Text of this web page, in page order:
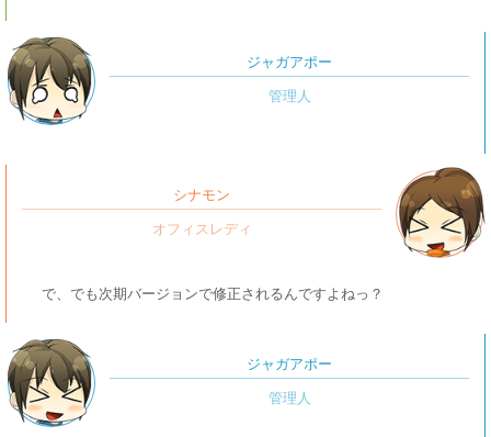
ジャガアポー
シナモン
で、でも次期バージョンで修正されるんですよねっ？
ジャガアポー